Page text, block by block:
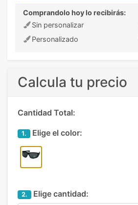
Comprandolo hoy lo recibirás:
Sin personalizar
Personalizado
Calcula tu precio
Cantidad Total:
1. Elige el color:
2. Elige cantidad: